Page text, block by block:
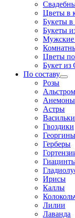
Цветы в
Букеты в
Букеты
Мужские
Цветы
Букет из
По составу
Розы
Анемоны
Астры
Васильки
Гвоздики
Георгины
Герберы
Ирисы
Каллы
Лилии
Лаванда